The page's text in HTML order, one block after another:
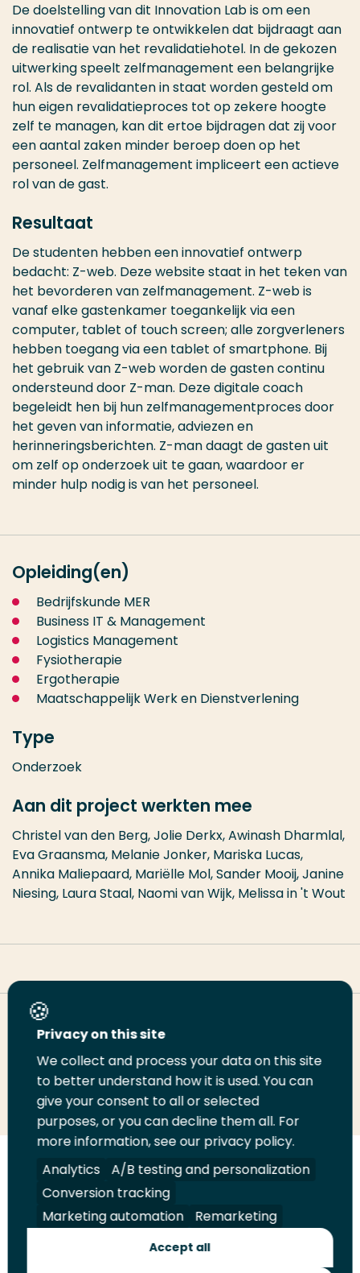
De doelstelling van dit Innovation Lab is om een
innovatief ontwerp te ontwikkelen dat bijdraagt aan
de realisatie van het revalidatiehotel. In de gekozen
uitwerking speelt zelfmanagement een belangrijke
rol. Als de revalidanten in staat worden gesteld om
hun eigen revalidatieproces tot op zekere hoogte
zelf te managen, kan dit ertoe bijdragen dat zij voor
een aantal zaken minder beroep doen op het
personeel. Zelfmanagement impliceert een actieve
rol van de gast.
Resultaat
De studenten hebben een innovatief ontwerp
bedacht: Z-web. Deze website staat in het teken van
het bevorderen van zelfmanagement. Z-web is
vanaf elke gastenkamer toegankelijk via een
computer, tablet of touch screen; alle zorgverleners
hebben toegang via een tablet of smartphone. Bij
het gebruik van Z-web worden de gasten continu
ondersteund door Z-man. Deze digitale coach
begeleidt hen bij hun zelfmanagementproces door
het geven van informatie, adviezen en
herinneringsberichten. Z-man daagt de gasten uit
om zelf op onderzoek uit te gaan, waardoor er
minder hulp nodig is van het personeel.
Opleiding(en)
Bedrijfskunde MER
Business IT & Management
Logistics Management
Fysiotherapie
Ergotherapie
Maatschappelijk Werk en Dienstverlening
Type
Onderzoek
Aan dit project werkten mee
Christel van den Berg, Jolie Derkx, Awinash Dharmlal,
Eva Graansma, Melanie Jonker, Mariska Lucas,
Annika Maliepaard, Mariëlle Mol, Sander Mooij, Janine
Niesing, Laura Staal, Naomi van Wijk, Melissa in 't Wout
Deel deze pagina
Deel
LinkedIn
Deel
op
Twitter
Deel
op
Facebook
Email
deze
pagina
Print
deze
pagina
Volg
ons
op
LinkedIn
Volg
ons
op
Facebook
Volg
ons
op
YouTube
Volg
ons
op
Instagram
Juridisch Security A-Z Index
Contact
Privacy on this site
We collect and process your data on this site
to better understand how it is used. You can
give your consent to all or selected
purposes, or you can decline them all. For
more information, see our privacy policy.
Analytics
A/B testing and personalization
Conversion tracking
Marketing automation
Remarketing
Accept all